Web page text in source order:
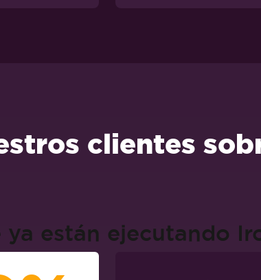
clientes
están ejecutando